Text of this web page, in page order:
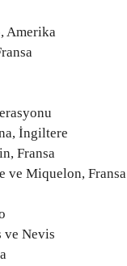
Amerika
İngiltere
Fransa
ve Miquelon, Fransa
ve Nevis